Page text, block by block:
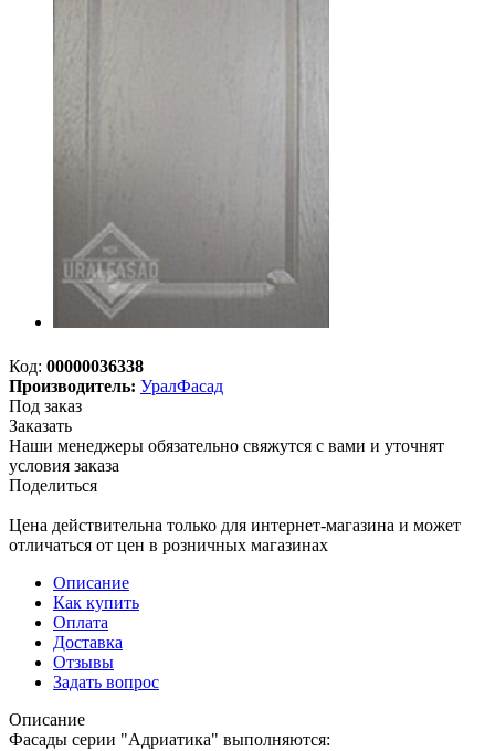
Код: 00000036338
Производитель: УралФасад
Под заказ
Заказать
Наши менеджеры обязательно свяжутся с вами и уточнят
условия заказа
Поделиться
Цена действительна только для интернет-магазина и может
отличаться от цен в розничных магазинах
Описание
Как купить
Оплата
Доставка
Отзывы
Задать вопрос
Описание
Фасады серии "Адриатика" выполняются: